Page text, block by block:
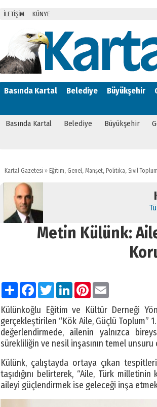
İLETİŞİM KÜNYE
Basında Kartal Belediye Büyükşehir
Basında Kartal Belediye Büyükşehir
Kartal Gazetesi » Eğitim, Genel, Manşet, Politika, Sivil Toplum
Metin Külünk:
PaylaşFacebook
TwitterLinkedInPinterest
Külünkoğlu Eğitim ve Kültür Derneği
gerçekleştirilen “Kök Aile, Güçlü Toplum”
değerlendirmede, ailenin yalnızca
sürekliliğin ve nesil inşasının temel unsuru
Külünk, çalıştayda ortaya çıkan
taşıdığını belirterek, “Aile, Türk
aileyi güçlendirmek ise geleceği inşa